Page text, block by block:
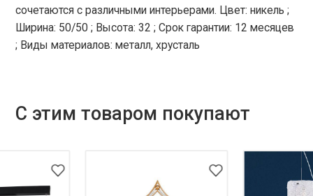
сочетаются с различными интерьерами. Цвет: никель ;
Ширина: 50/50 ; Высота: 32 ; Срок гарантии: 12 месяцев
; Виды материалов: металл, хрусталь
С этим товаром покупают